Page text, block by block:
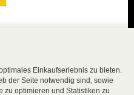
mit
Einkaufserlebnis zu bieten.
der Seite notwendig sind, sowie
zu optimieren und Statistiken zu